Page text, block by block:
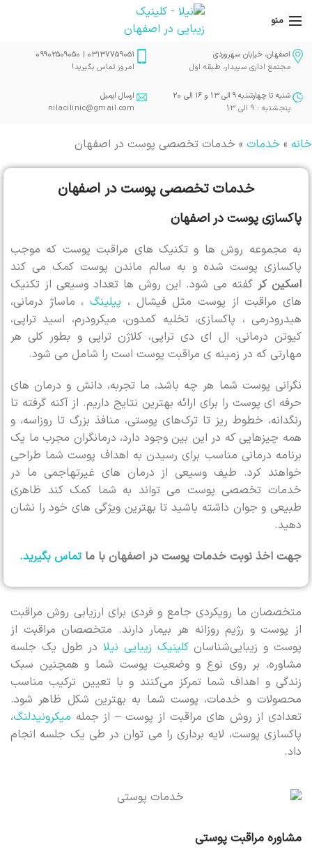
منو
اصفهان، خیابان سهروردی
مجتمع اداری سپیدار، طبقه اول
03137759051 | 09902509050
امروز تماس بگیرید!
شنبه تا چهارشنبه 9 الی 13 و 16 الی 20
پنجشنبه : 9 الی 13
ارسال ایمیل
nilacilinic@gmail.com
خانه » خدمات » خدمات تخصصی پوست در اصفهان
خدمات تخصصی پوست در اصفهان
پاکسازی پوست در اصفهان
به مجموعه روش ها و تکنیک های مراقبت پوست که موجب
پاکسازی پوست شده و به سالم ماندن پوست کمک می کند
اسکین کر گفته می شود. این روش ها تعداد وسیعی از تکنیک
های مراقبت از پوست مثل فیشال ، پیلینگ، ماساژ درمانی،
هیدرودرمی ، پاکسازی، تخلیه کمدون، میکرودرم، اسید تراپی،
کیوتن درمانی، ال ای دی تراپی، کلاژن تراپی و بطور کلی هر
مهارتی که در زمینه ی مراقبت پوست است را شامل می شود.
نگرانی پوست شما هر چه باشد، ما تجربه، دانش و درمان های
حرفه ای پوست را برای ارائه بهترین نتایج داریم. از آکنه گرفته تا
رنگدانه، خطوط ریز تا ترک‌های پوستی، منافذ بزرگ تا روزاسه، و
همه چیزهایی که در این بین وجود دارد، درمانگران مجرب ما یک
برنامه درمانی مناسب برای رسیدن به اهداف پوست شما طراحی
خواهند کرد. طیف وسیعی از درمان های غیرتهاجمی ما در
خدمات تخصصی پوست می تواند به شما کمک کند ظاهری
طبیعی و جوان داشته باشید تا بهترین ویژگی های خود را نشان
دهید.
جهت اخذ نوبت خدمات پوست در اصفهان با ماتماس بگیرید.
متخصصان ما رویکردی جامع و فردی برای ارزیابی روش مراقبت
از پوست و رژیم روزانه هر بیمار دارند. متخصصان مراقبت از
پوست و زیبایی‌شناسانکلینیک زیبایی نیلا در طول یک جلسه
مشاوره، بر روی نوع و وضعیت پوست شما و همچنین سبک
زندگی و اهداف شما تمرکز می‌کنند و با تعیین ترکیب مناسب
محصولات و خدمات، پوست شما به بهترین شکل ظاهر شود.
تعدادی از روش های مراقبت از پوست – از جمله میکرونیدلنگ،
پاکسازی پوست، لایه برداری را می توان در طی یک جلسه انجام
داد.
مشاوره مراقبت پوستی